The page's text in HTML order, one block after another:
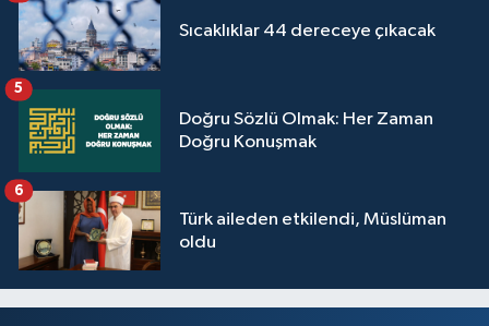
Sıcaklıklar 44 dereceye çıkacak
Doğru Sözlü Olmak: Her Zaman
Doğru Konuşmak
5
Türk aileden etkilendi, Müslüman
oldu
6